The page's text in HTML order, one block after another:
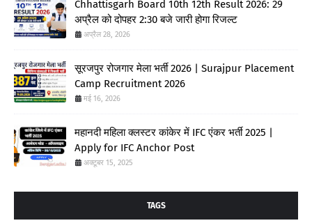
Chhattisgarh Board 10th 12th Result 2026: 29
अप्रैल को दोपहर 2:30 बजे जारी होगा रिजल्ट
अप्रैल 28, 2026
सूरजपुर रोजगार मेला भर्ती 2026 | Surajpur Placement
Camp Recruitment 2026
मई 16, 2026
महानदी महिला क्लस्टर कांकेर में IFC एंकर भर्ती 2025 |
Apply for IFC Anchor Post
अक्टूबर 15, 2025
TAGS